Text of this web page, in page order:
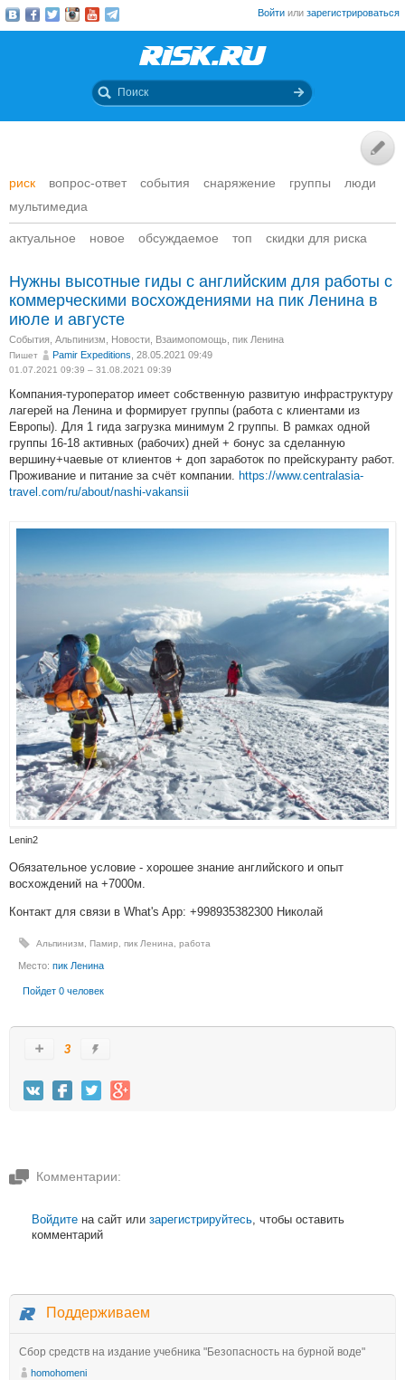
Войти или зарегистрироваться
риск вопрос-ответ события снаряжение группы
люди
мультимедиа
актуальное новое обсуждаемое топ скидки для риска
Нужны высотные гиды с английским для работы с
коммерческими восхождениями на пик Ленина в
июле и августе
События Альпинизм Новости Взаимопомощь пик Ленина
Пишет Pamir Expeditions , 28.05.2021 09:49
01.07.2021 09:39 – 31.08.2021 09:39
Компания-туроператор имеет собственную развитую инфраструктуру
лагерей на Ленина и формирует группы (работа с клиентами из
Европы). Для 1 гида загрузка минимум 2 группы. В рамках одной
группы 16-18 активных (рабочих) дней + бонус за сделанную
вершину+чаевые от клиентов + доп заработок по прейскуранту работ.
Проживание и питание за счёт компании. https://www.centralasia-
travel.com/ru/about/nashi-vakansii
Lenin2
Обязательное условие - хорошее знание английского и опыт
восхождений на +7000м.
Контакт для связи в What's App: +998935382300 Николай
Альпинизм, Памир, пик Ленина, работа
Место: пик Ленина
Пойдет 0 человек
3
Комментарии:
Войдите на сайт или зарегистрируйтесь, чтобы оставить
комментарий
Поддерживаем
Сбор средств на издание учебника "Безопасность на бурной воде"
homohomeni